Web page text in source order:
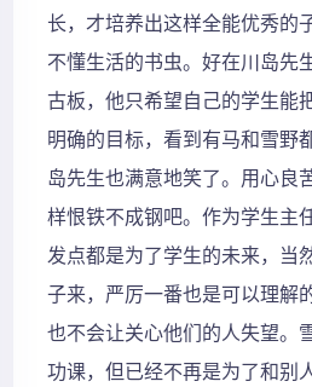
长，才培养出这样全能优秀的
不懂生活的书虫。好在川岛先
古板，他只希望自己的学生能
明确的目标，看到有马和雪野
岛先生也满意地笑了。用心良
样恨铁不成钢吧。作为学生主
发点都是为了学生的未来，当
子来，严厉一番也是可以理解
也不会让关心他们的人失望。
功课，但已经不再是为了和别